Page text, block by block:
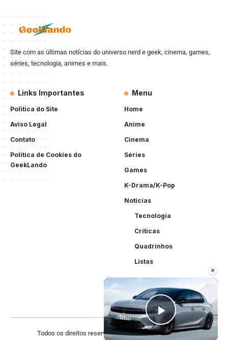
×
Play
Site com as últimas notícias do universo nerd e geek, cinema, games,
séries, tecnologia, animes e mais.
Links Importantes
Politica do Site
Aviso Legal
Contato
Política de Cookies do
GeekLando
Menu
Home
Anime
Cinema
Séries
Games
K-Drama/K-Pop
Notícias
Tecnologia
Críticas
Quadrinhos
Listas
Todos os direitos reservados. Criado porAcewebsites